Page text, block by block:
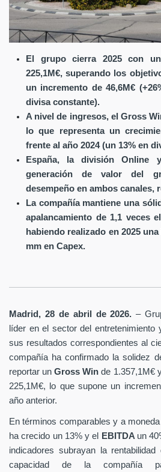
El grupo cierra 2025 con
225,1M€, superando los
un incremento de 46,6M€
divisa constante).
A nivel de ingresos, el Gross
lo que representa un
frente al año 2024 (un 13% en
España, la división Online
generación de valor del
desempeño en ambos canales,
La compañía mantiene una
apalancamiento de 1,1 veces
habiendo realizado en 2025
mm en Capex.
Madrid, 28 de abril de 2026. –
líder en el sector del entretenimiento
sus resultados correspondientes al
compañía ha confirmado la solidez
reportar unGross Winde 1.357,1M€
225,1M€, lo que supone un
año anterior.
En términos comparables y a
ha crecido un 13% y el
EBITDA un
indicadores subrayan la
capacidad de la compañía